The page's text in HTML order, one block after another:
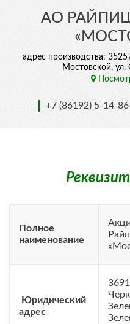
АО
адрес производства:
Мостовской, ул.
+7 (86192) 5-14-86
Полное
наименование
Юридический
адрес